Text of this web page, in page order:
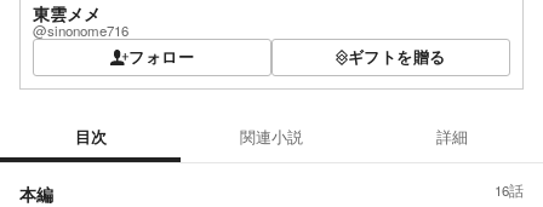
東雲メメ
@sinonome716
フォロー ギフトを贈る
目次 関連小説 詳細
本編 16話